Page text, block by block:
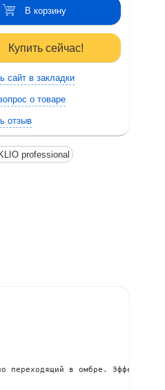
В корзину
Купить сейчас!
сайт в закладки
о товаре
отзыв
professional
в омбре.